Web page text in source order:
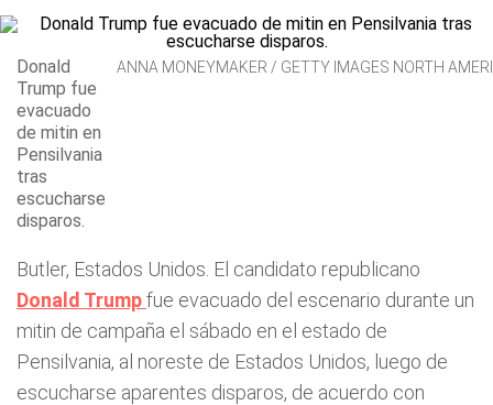
Donald
Trump fue
evacuado
de mitin en
Pensilvania
tras
escucharse
disparos.
ANNA MONEYMAKER / GETTY IMAGES NORTH
Butler, Estados Unidos. El candidato republicano
Donald Trumpfue evacuado del escenario durante un
mitin de campaña el sábado en el estado de
Pensilvania, al noreste de Estados Unidos, luego de
escucharse aparentes disparos, de acuerdo con